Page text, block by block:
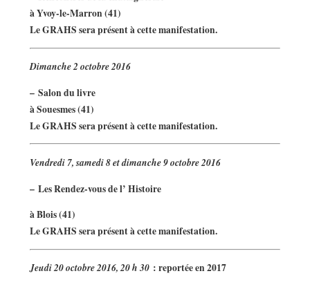
à Yvoy-le-Marron (41)
Le GRAHS sera présent à cette manifestation.
Dimanche 2 octobre 2016
– Salon du livre
à Souesmes (41)
Le GRAHS sera présent à cette manifestation.
Vendredi 7, samedi 8 et dimanche 9 octobre 2016
– Les Rendez-vous de l’ Histoire
à Blois (41)
Le GRAHS sera présent à cette manifestation.
Jeudi 20 octobre 2016, 20 h 30: reportée en 2017